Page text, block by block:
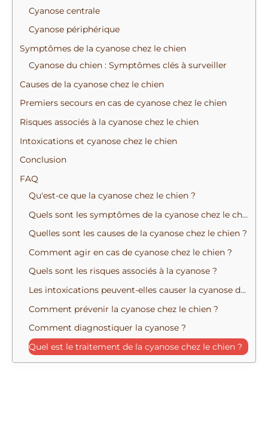
Cyanose centrale
Cyanose périphérique
Symptômes de la cyanose chez le chien
Cyanose du chien : Symptômes clés à surveiller
Causes de la cyanose chez le chien
Premiers secours en cas de cyanose chez le chien
Risques associés à la cyanose chez le chien
Intoxications et cyanose chez le chien
Conclusion
FAQ
Qu'est-ce que la cyanose chez le chien ?
Quels sont les symptômes de la cyanose chez le chien ?
Quelles sont les causes de la cyanose chez le chien ?
Comment agir en cas de cyanose chez le chien ?
Quels sont les risques associés à la cyanose ?
Les intoxications peuvent-elles causer la cyanose du chien ?
Comment prévenir la cyanose chez le chien ?
Comment diagnostiquer la cyanose ?
Quel est le traitement de la cyanose chez le chien ?